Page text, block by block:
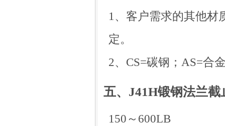
1、客户需求的其他材
定。
2、CS=碳钢；AS=合
五、J41H锻钢法兰
150～600LB